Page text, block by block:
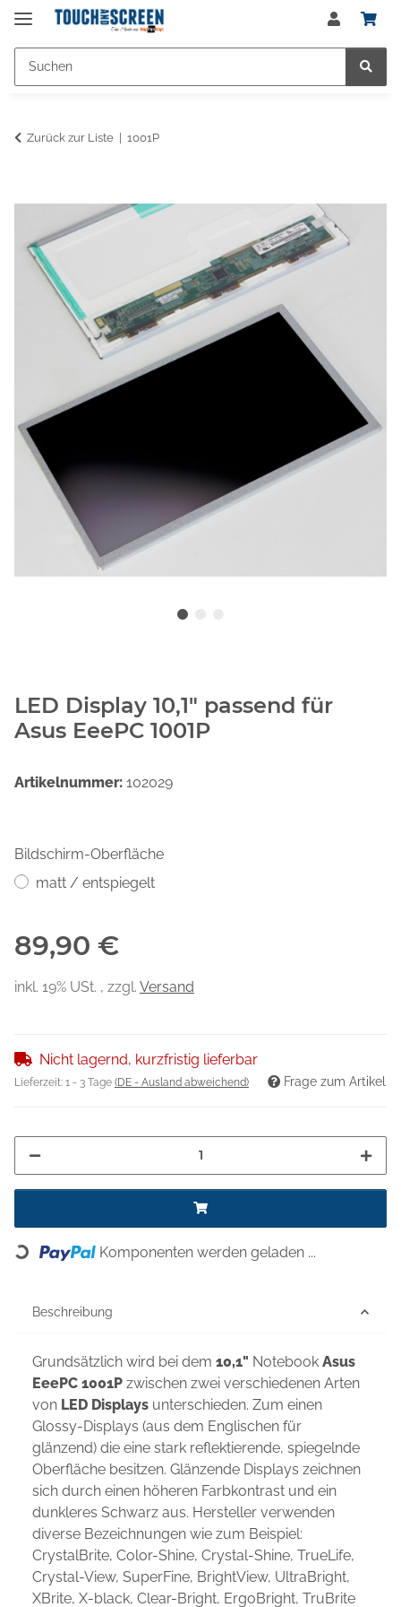
Zurück zur Liste 1001P
LED Display 10,1" passend für
Asus EeePC 1001P
Artikelnummer: 102029
Bildschirm-Oberfläche
matt / entspiegelt
89,90 €
inkl. 19% USt. , zzgl. Versand
Nicht lagernd, kurzfristig lieferbar
Lieferzeit: 1 - 3 Tage (DE - Ausland abweichend) Frage zum Artikel
Loading... Komponenten werden geladen ...
Beschreibung
Grundsätzlich wird bei dem 10,1" Notebook Asus
EeePC 1001P zwischen zwei verschiedenen Arten
von LED Displays unterschieden. Zum einen
Glossy-Displays (aus dem Englischen für
glänzend) die eine stark reflektierende, spiegelnde
Oberfläche besitzen. Glänzende Displays zeichnen
sich durch einen höheren Farbkontrast und ein
dunkleres Schwarz aus. Hersteller verwenden
diverse Bezeichnungen wie zum Beispiel:
CrystalBrite, Color-Shine, Crystal-Shine, TrueLife,
Crystal-View, SuperFine, BrightView, UltraBright,
XBrite, X-black, Clear-Bright, ErgoBright, TruBrite